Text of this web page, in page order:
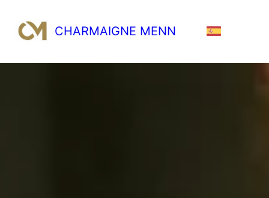
CHARMAIGNE MENN